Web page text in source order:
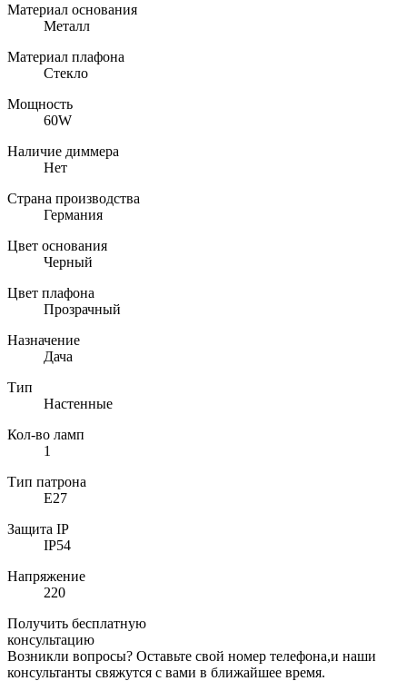
Материал основания
Металл
Материал плафона
Стекло
Мощность
60W
Наличие диммера
Нет
Страна производства
Германия
Цвет основания
Черный
Цвет плафона
Прозрачный
Назначение
Дача
Тип
Настенные
Кол-во ламп
1
Тип патрона
E27
Защита IP
IP54
Напряжение
220
Получить бесплатную
консультацию
Возникли вопросы? Оставьте свой номер телефона,и наши
консультанты свяжутся с вами в ближайшее время.